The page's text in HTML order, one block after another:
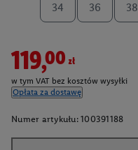
34 36 38
119,00zł
w tym VAT bez kosztów wysyłki
Opłata za dostawę
Numer artykułu: 100391188